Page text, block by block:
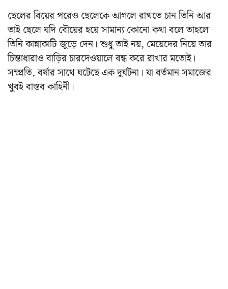
ছেলের বিয়ের পরেও ছেলেকে আগলে রাখতে চান তিনি আর
তাই ছেলে যদি বৌয়ের হয়ে সামান্য কোনো কথা বলে তাহলে
তিনি কান্নাকাটি জুড়ে দেন। শুধু তাই নয়, মেয়েদের নিয়ে তার
চিন্তাধারাও বাড়ির চারদেওয়ালে বন্ধ করে রাখার মতোই।
সম্প্রতি, বর্ষার সাথে ঘটেছে এক দুর্ঘটনা। যা বর্তমান সমাজের
খুবই বাস্তব কাহিনী।